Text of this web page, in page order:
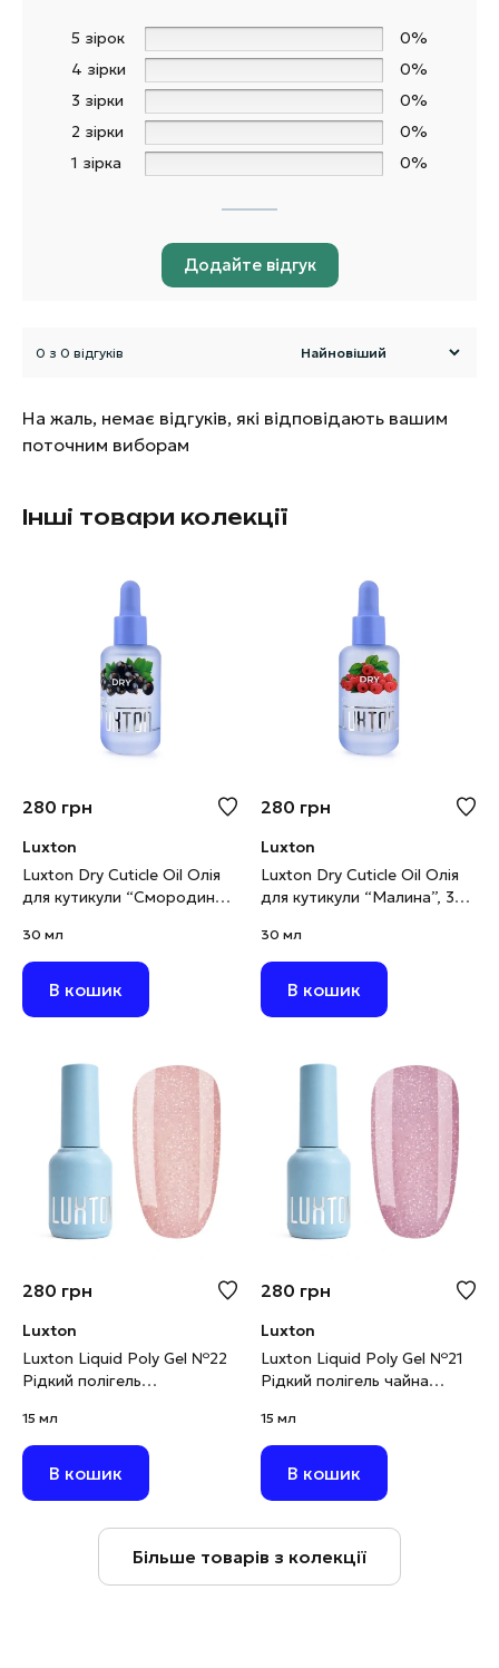
5 зірок
0%
4 зірки
0%
3 зірки
0%
2 зірки
0%
1 зірка
0%
Додайте відгук
0 з 0 відгуків
На жаль, немає відгуків, які відповідають вашим
поточним виборам
Інші товари колекції
280 грн
Luxton
Luxton Dry Cuticle Oil Олія
для кутикули “Смородина”,
30 мл
В кошик
280 грн
Luxton
Luxton Dry Cuticle Oil Олія
для кутикули “Малина”, 30
30 мл
В кошик
280 грн
Luxton
Luxton Liquid Poly Gel №22
Рідкий полігель
світловідбивний, 15 мл
15 мл
В кошик
280 грн
Luxton
Luxton Liquid Poly Gel №21
Рідкий полігель чайна
15 мл
15 мл
В кошик
Більше товарів з колекції